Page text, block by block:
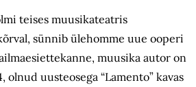
teises muusikateatris
sünnib ülehomme uue ooperi
muusika autor on
olnud uusteosega “Lamento” kavas